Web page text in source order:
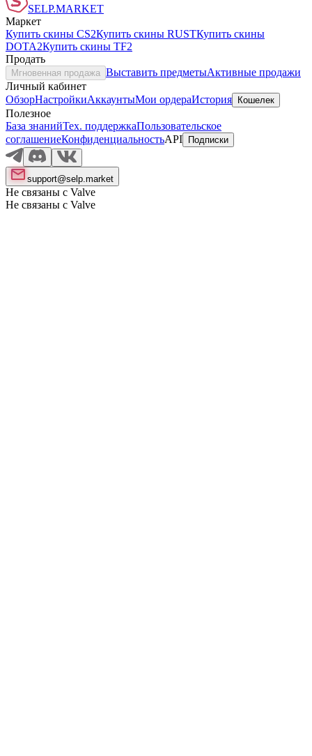
SELP.MARKET
Маркет
Купить скины CS2Купить скины RUSTКупить скины
DOTA2Купить скины TF2
Продать
Мгновенная продажа Выставить предметыАктивные продажи
Личный кабинет
ОбзорНастройкиАккаунтыМои ордераИстория Кошелек
Полезное
База знанийТех. поддержкаПользовательское
соглашениеКонфиденциальностьAPI Подписки
support@selp.market
Не связаны с Valve
Не связаны с Valve